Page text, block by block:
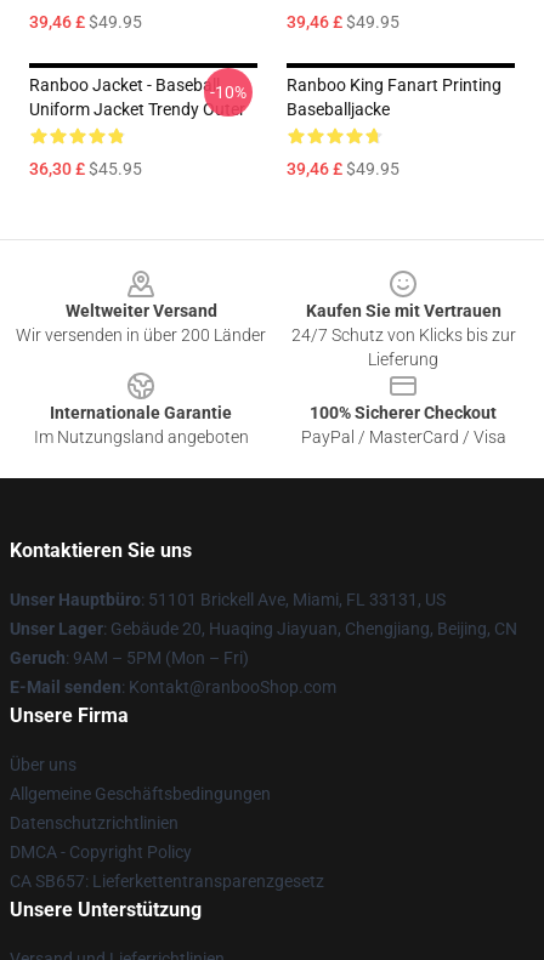
39,46 £$49.95 39,46 £$49.95
Ranboo Jacket - Baseball
Uniform Jacket Trendy Outer
36,30 £$45.95
-10%
Ranboo King Fanart Printing
Baseballjacke
39,46 £$49.95
Weltweiter Versand
Wir versenden in über 200 Länder
Kaufen Sie mit Vertrauen
24/7 Schutz von Klicks bis zur
Lieferung
Internationale Garantie
Im Nutzungsland angeboten
100% Sicherer Checkout
PayPal / MasterCard / Visa
Kontaktieren Sie uns
Unser Hauptbüro: 51101 Brickell Ave, Miami, FL 33131, US
Unser Lager: Gebäude 20, Huaqing Jiayuan, Chengjiang, Beijing, CN
Geruch: 9AM – 5PM (Mon – Fri)
E-Mail senden: Kontakt@ranbooShop.com
Unsere Firma
Über uns
Allgemeine Geschäftsbedingungen
Datenschutzrichtlinien
DMCA - Copyright Policy
CA SB657: Lieferkettentransparenzgesetz
Unsere Unterstützung